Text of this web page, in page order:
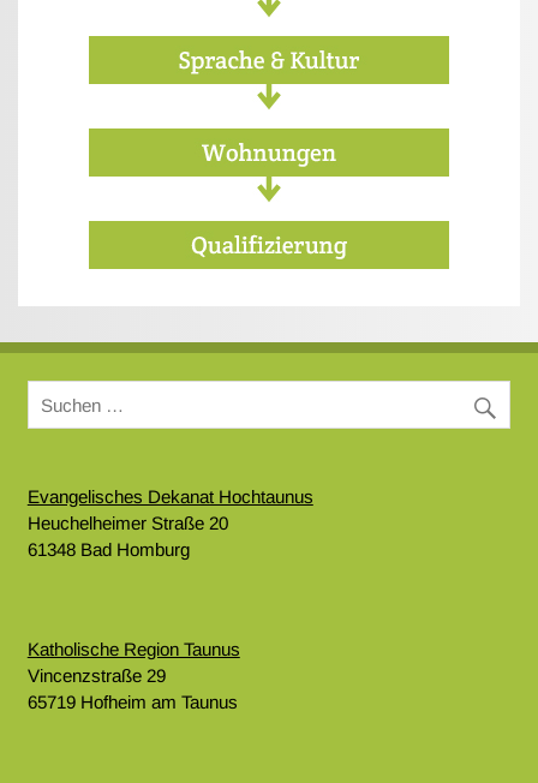
Evangelisches Dekanat Hochtaunus
Heuchelheimer Straße 20
61348 Bad Homburg
Katholische Region Taunus
Vincenzstraße 29
65719 Hofheim am Taunus